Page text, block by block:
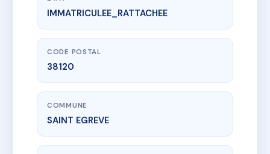
www.vme.plus/AD4167276
6/18 RUE DU FOURNET FIANCEY
6 r lieutenant fiancey
IMMATRICULEE_RATTACHEE
CODE POSTAL
38120
COMMUNE
SAINT EGREVE